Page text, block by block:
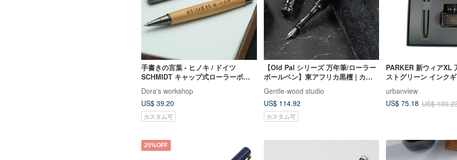
手書きの言葉 - ヒノキ / ドイツ
SCHMIDT キャップ式ローラーボー
Dora's workshop
US$ 39.20
カスタム可
【Old Pal シリーズ 万年筆/ローラー
ボールペン】東アフリカ黒檀 | カス
Gentle-wood studio
US$ 114.92
カスタム可
PARKER 新ウィアXL
ストグリーン インク
urbanview
US$ 75.18 US$
25%OFF